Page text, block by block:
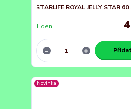
STARLIFE ROYAL JELLY STAR 60
1 den
Novinka